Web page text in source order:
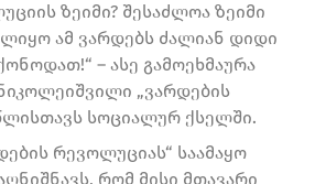
ზეიმი? შესაძლოა ზეიმი
ამ ვარდებს ძალიან დიდი
– ასე გამოეხმაურა
„ვარდების
სოციალურ ქსელში.
რევოლუციას“ საამაყო
რომ მისი მთავარი